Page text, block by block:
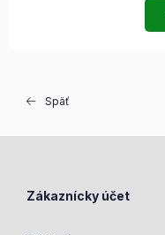
Späť
Zákaznícky účet